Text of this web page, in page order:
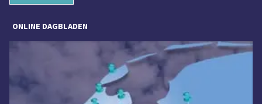
ONLINE DAGBLADEN